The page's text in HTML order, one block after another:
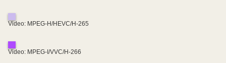
Video: MPEG-H/HEVC/H-265
Video: MPEG-I/VVC/H-266